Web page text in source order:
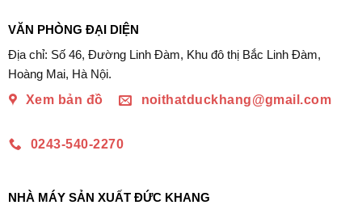
VĂN PHÒNG ĐẠI DIỆN
Địa chỉ: Số 46, Đường Linh Đàm, Khu đô thị Bắc Linh Đàm,
Hoàng Mai, Hà Nội.
Xem bản đồ
noithatduckhang@gmail.com
0243-540-2270
NHÀ MÁY SẢN XUẤT ĐỨC KHANG